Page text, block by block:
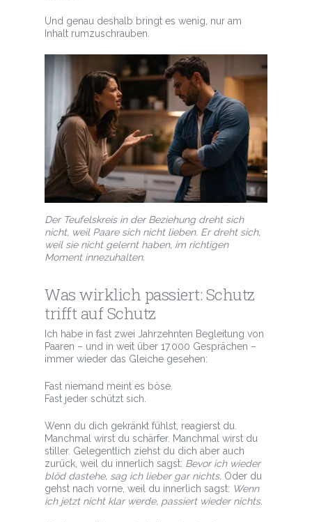
Und genau deshalb bringt es wenig, nur am
Inhalt rumzuschrauben.
Der Teufelskreis in der Beziehung dreht sich
nicht, weil Paare sich nicht lieben. Er dreht sich,
weil sie nicht gelernt haben, im richtigen
Moment innezuhalten.
Was wirklich passiert: Schutz
trifft auf Schutz
Ich habe in fast zwei Jahrzehnten Begleitung von
Paaren – und in weit über 17.000 Gesprächen –
immer wieder das Gleiche gesehen:
Fast niemand meint es böse.
Fast jeder schützt sich.
Wenn du dich gekränkt fühlst, reagierst du.
Manchmal wirst du schärfer. Manchmal wirst du
stiller. Gelegentlich ziehst du dich aber auch
zurück, weil du innerlich sagst: Bevor ich wieder
blöd dastehe, sag ich lieber gar nichts. Oder du
gehst nach vorne, weil du innerlich sagst: Wenn
ich jetzt nicht klar werde, passiert wieder nichts.